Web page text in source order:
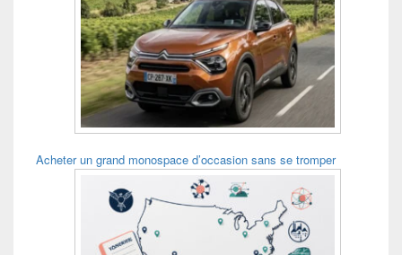
Acheter un grand monospace d’occasion sans se tromper